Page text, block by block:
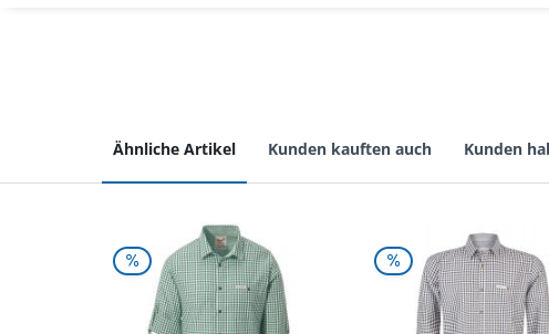
Ähnliche Artikel Kunden kauften auch Kunden